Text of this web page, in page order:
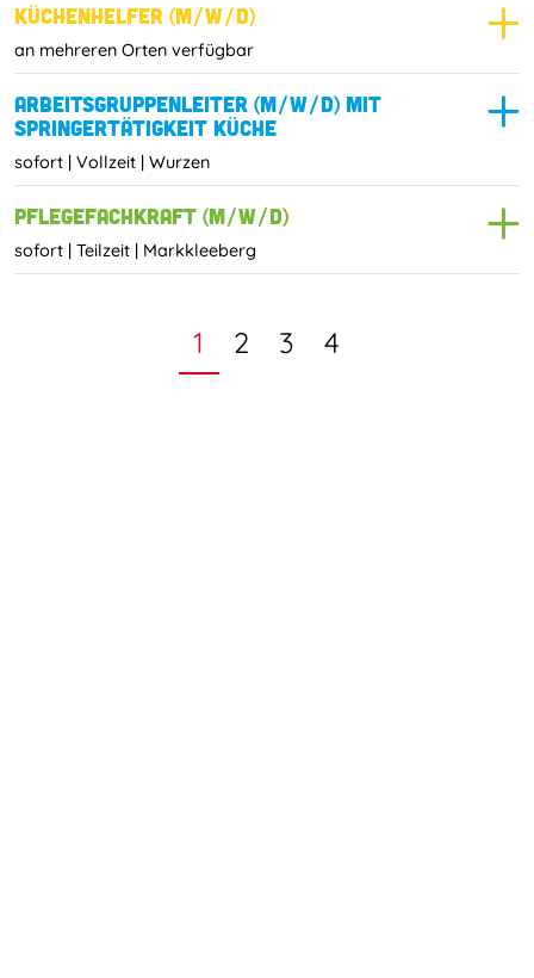
Küchenhelfer (m/w/d)
an mehreren Orten verfügbar
Arbeitsgruppenleiter (m/w/d) mit
Springertätigkeit Küche
sofort | Vollzeit | Wurzen
Pflegefachkraft (m/w/d)
sofort | Teilzeit | Markkleeberg
1 2 3 4